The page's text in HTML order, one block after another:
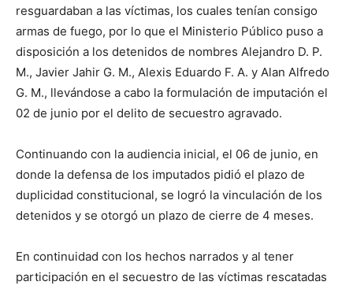
resguardaban a las víctimas, los cuales tenían consigo
armas de fuego, por lo que el Ministerio Público puso a
disposición a los detenidos de nombres Alejandro D. P.
M., Javier Jahir G. M., Alexis Eduardo F. A. y Alan Alfredo
G. M., llevándose a cabo la formulación de imputación el
02 de junio por el delito de secuestro agravado.
Continuando con la audiencia inicial, el 06 de junio, en
donde la defensa de los imputados pidió el plazo de
duplicidad constitucional, se logró la vinculación de los
detenidos y se otorgó un plazo de cierre de 4 meses.
En continuidad con los hechos narrados y al tener
participación en el secuestro de las víctimas rescatadas